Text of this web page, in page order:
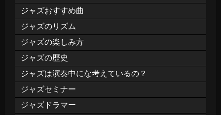
ジャズおすすめ曲
ジャズのリズム
ジャズの楽しみ方
ジャズの歴史
ジャズは演奏中にな考えているの？
ジャズセミナー
ジャズドラマー